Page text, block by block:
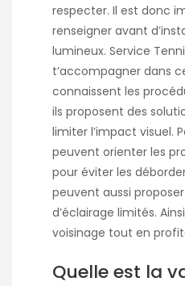
respecter. Il est donc
renseigner avant
lumineux. Service
t’accompagner dans
connaissent les
ils proposent des
limiter l’impact visuel.
peuvent orienter les
pour éviter les
peuvent aussi
d’éclairage limités.
voisinage tout en
Quelle est la